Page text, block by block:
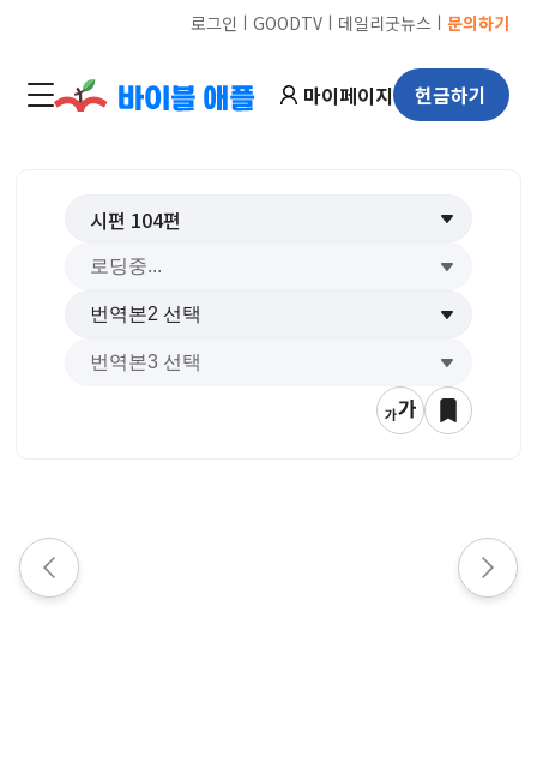
로그인 ㅣ GOODTVㅣ 데일리굿뉴스 ㅣ 문의하기
마이페이지 헌금하기
시편 104편